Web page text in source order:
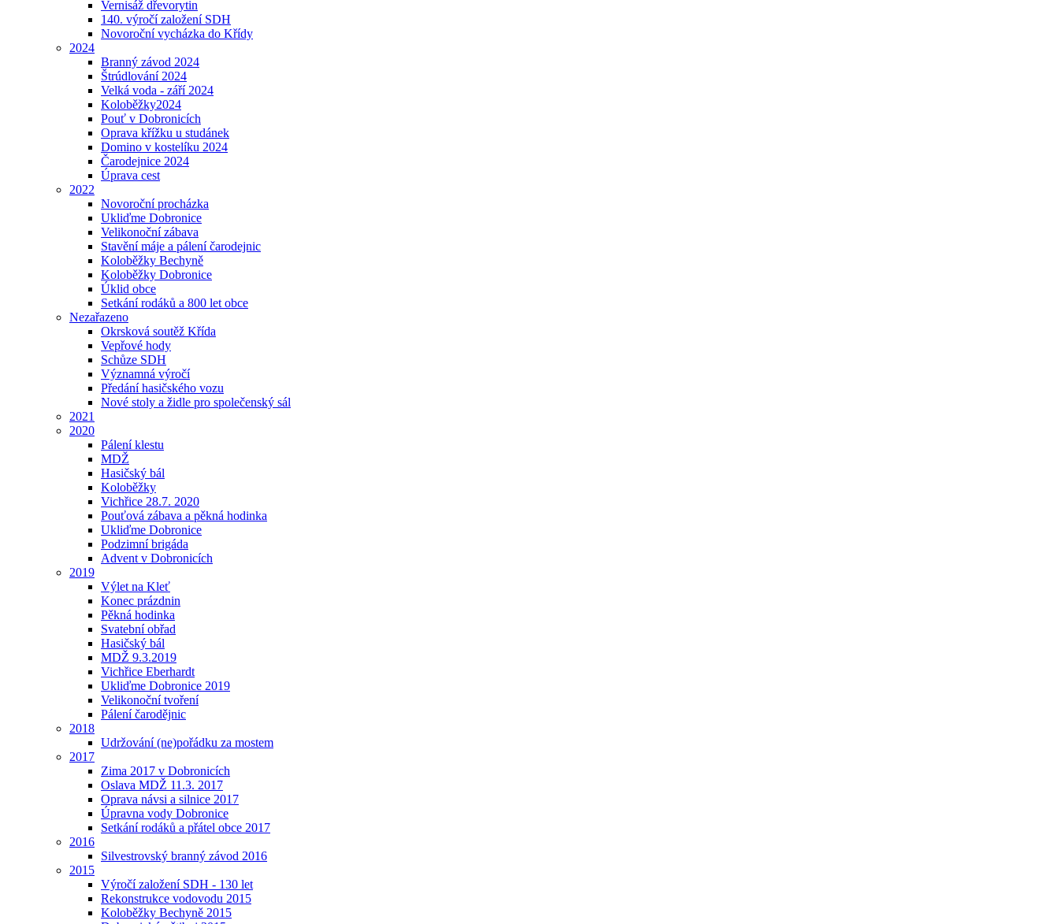
Vernisáž dřevorytin
140. výročí založení SDH
Novoroční vycházka do Křídy
2024
Branný závod 2024
Štrúdlování 2024
Velká voda - září 2024
Koloběžky2024
Pouť v Dobronicích
Oprava křížku u studánek
Domino v kostelíku 2024
Čarodejnice 2024
Úprava cest
2022
Novoroční procházka
Ukliďme Dobronice
Velikonoční zábava
Stavění máje a pálení čarodejnic
Koloběžky Bechyně
Koloběžky Dobronice
Úklid obce
Setkání rodáků a 800 let obce
Nezařazeno
Okrsková soutěž Křída
Vepřové hody
Schůze SDH
Významná výročí
Předání hasičského vozu
Nové stoly a židle pro společenský sál
2021
2020
Pálení klestu
MDŽ
Hasičský bál
Koloběžky
Vichřice 28.7. 2020
Pouťová zábava a pěkná hodinka
Ukliďme Dobronice
Podzimní brigáda
Advent v Dobronicích
2019
Výlet na Kleť
Konec prázdnin
Pěkná hodinka
Svatební obřad
Hasičský bál
MDŽ 9.3.2019
Vichřice Eberhardt
Ukliďme Dobronice 2019
Velikonoční tvoření
Pálení čarodějnic
2018
Udržování (ne)pořádku za mostem
2017
Zima 2017 v Dobronicích
Oslava MDŽ 11.3. 2017
Oprava návsi a silnice 2017
Úpravna vody Dobronice
Setkání rodáků a přátel obce 2017
2016
Silvestrovský branný závod 2016
2015
Výročí založení SDH - 130 let
Rekonstrukce vodovodu 2015
Koloběžky Bechyně 2015